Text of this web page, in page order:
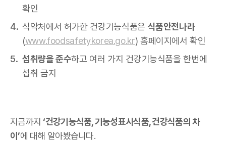
확인
식약처에서 허가한 건강기능식품은 식품안전나라
(www.foodsafetykorea.go.kr) 홈페이지에서 확인
섭취량을 준수하고 여러 가지 건강기능식품을 한번에
섭취 금지
지금까지 ‘건강기능식품, 기능성표시식품, 건강식품의 차
이’에 대해 알아봤습니다.